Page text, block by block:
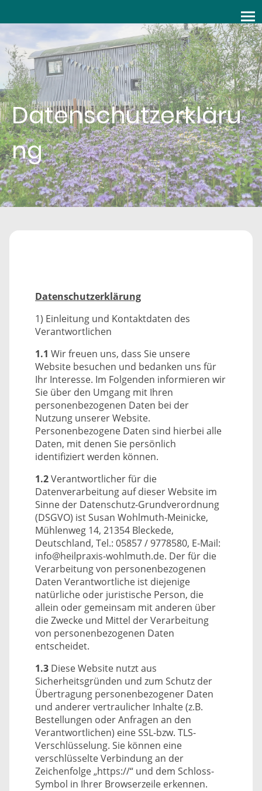
Datenschutzerkläru
ng
Datenschutz­erklärung
1) Einleitung und Kontaktdaten des
Verantwortlichen
1.1 Wir freuen uns, dass Sie unsere
Website besuchen und bedanken uns für
Ihr Interesse. Im Folgenden informieren wir
Sie über den Umgang mit Ihren
personenbezogenen Daten bei der
Nutzung unserer Website.
Personenbezogene Daten sind hierbei alle
Daten, mit denen Sie persönlich
identifiziert werden können.
1.2Verantwortlicher für die
Datenverarbeitung auf dieser Website im
Sinne der Datenschutz-Grundverordnung
(DSGVO) ist Susan Wohlmuth-Meinicke,
Mühlenweg 14, 21354 Bleckede,
Deutschland, Tel.: 05857 / 9778580, E-Mail:
info@heilpraxis-wohlmuth.de. Der für die
Verarbeitung von personenbezogenen
Daten Verantwortliche ist diejenige
natürliche oder juristische Person, die
allein oder gemeinsam mit anderen über
die Zwecke und Mittel der Verarbeitung
von personenbezogenen Daten
entscheidet.
1.3 Diese Website nutzt aus
Sicherheitsgründen und zum Schutz der
Übertragung personenbezogener Daten
und anderer vertraulicher Inhalte (z.B.
Bestellungen oder Anfragen an den
Verantwortlichen) eine SSL-bzw. TLS-
Verschlüsselung. Sie können eine
verschlüsselte Verbindung an der
Zeichenfolge „https://“ und dem Schloss-
Symbol in Ihrer Browserzeile erkennen.